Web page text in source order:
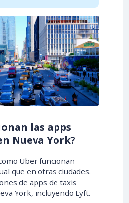
las apps
Nueva York?
Uber funcionan
que en otras ciudades.
de apps de taxis
York, incluyendo Lyft.